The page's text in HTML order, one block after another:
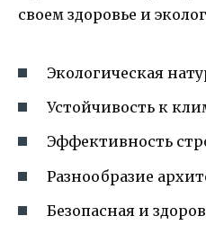
своем здоровье и
Экологическая
Устойчивость к
Эффективность
Разнообразие
Безопасная и